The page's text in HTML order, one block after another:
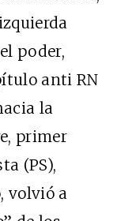
poder,
anti RN
la
primer
(PS),
volvió a